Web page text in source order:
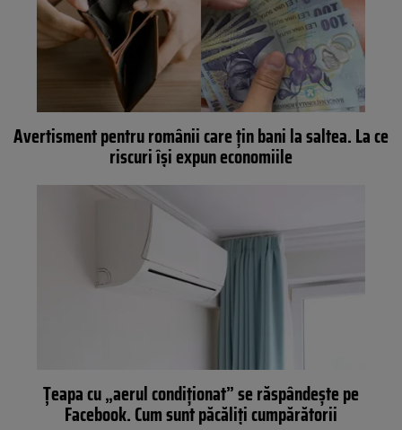
Avertisment pentru românii care țin bani la saltea. La ce
riscuri își expun economiile
Țeapa cu „aerul condiționat” se răspândește pe
Facebook. Cum sunt păcăliți cumpărătorii